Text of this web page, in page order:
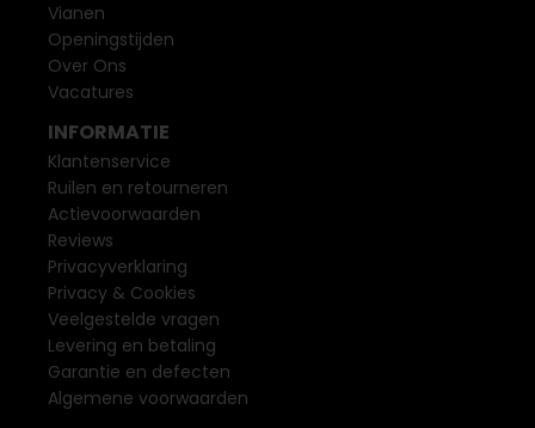
Vianen
Openingstijden
Over Ons
Vacatures
INFORMATIE
Klantenservice
Ruilen en retourneren
Actievoorwaarden
Reviews
Privacyverklaring
Privacy & Cookies
Veelgestelde vragen
Levering en betaling
Garantie en defecten
Algemene voorwaarden